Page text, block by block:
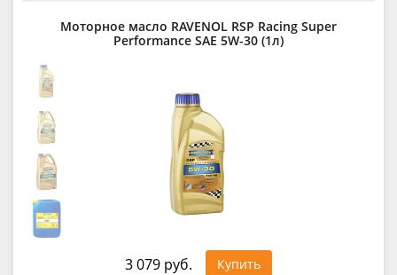
Моторное масло RAVENOL RSP Racing Super
Performance SAE 5W-30 (1л)
3 079 руб.
Купить